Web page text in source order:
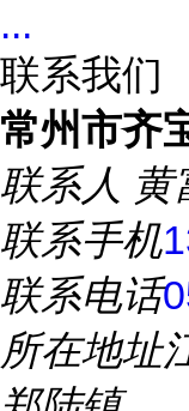
...
联系我们
常州市齐
联系人 黄
联系手机
联系电话
所在地址